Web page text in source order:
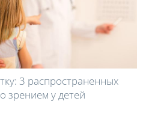
3 распространенных
зрением у детей